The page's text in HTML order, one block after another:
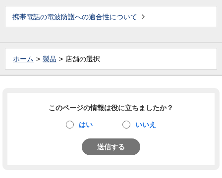
携帯電話の電波防護への適合性について
ホーム 製品 店舗の選択
このページの情報は役に立ちましたか？
はい いいえ
送信する